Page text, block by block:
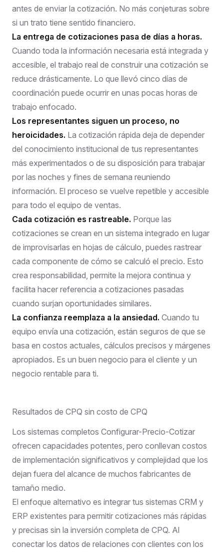
antes de enviar la cotización. No más conjeturas sobre
si un trato tiene sentido financiero.
La entrega de cotizaciones pasa de días a horas.
Cuando toda la información necesaria está integrada y
accesible, el trabajo real de construir una cotización se
reduce drásticamente. Lo que llevó cinco días de
coordinación puede ocurrir en unas pocas horas de
trabajo enfocado.
Los representantes siguen un proceso, no
heroicidades. La cotización rápida deja de depender
del conocimiento institucional de tus representantes
más experimentados o de su disposición para trabajar
por las noches y fines de semana reuniendo
información. El proceso se vuelve repetible y accesible
para todo el equipo de ventas.
Cada cotización es rastreable. Porque las
cotizaciones se crean en un sistema integrado en lugar
de improvisarlas en hojas de cálculo, puedes rastrear
cada componente de cómo se calculó el precio. Esto
crea responsabilidad, permite la mejora continua y
facilita hacer referencia a cotizaciones pasadas
cuando surjan oportunidades similares.
La confianza reemplaza a la ansiedad. Cuando tu
equipo envía una cotización, están seguros de que se
basa en costos actuales, cálculos precisos y márgenes
apropiados. Es un buen negocio para el cliente y un
negocio rentable para ti.
Resultados de CPQ sin costo de CPQ
Los sistemas completos Configurar-Precio-Cotizar
ofrecen capacidades potentes, pero conllevan costos
de implementación significativos y complejidad que los
dejan fuera del alcance de muchos fabricantes de
tamaño medio.
El enfoque alternativo es integrar tus sistemas CRM y
ERP existentes para permitir cotizaciones más rápidas
y precisas sin la inversión completa de CPQ. Al
conectar los datos de relaciones con clientes con los